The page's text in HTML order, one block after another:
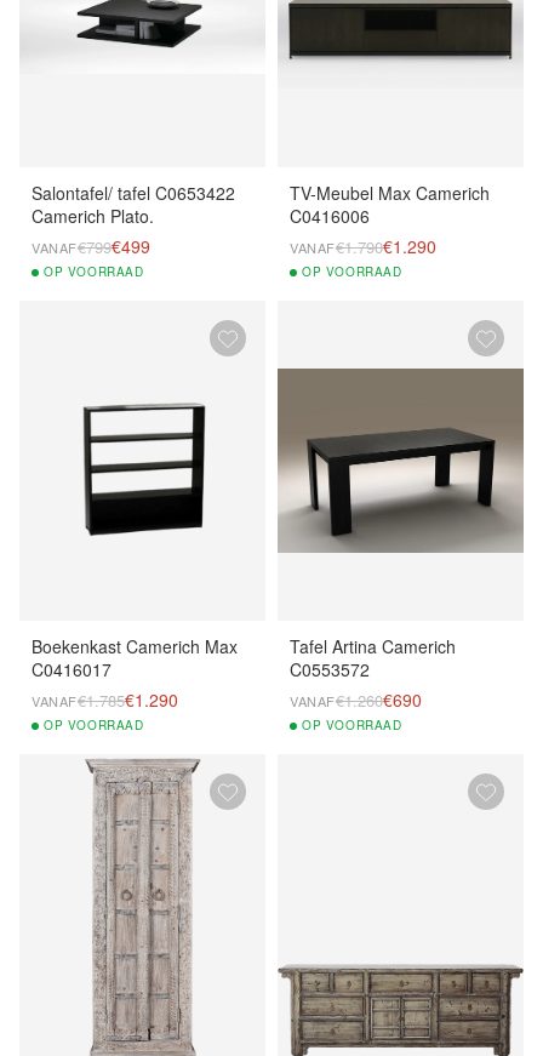
Salontafel/ tafel C0653422
Camerich Plato.
VANAF€799€499
OP VOORRAAD
TV-Meubel Max Camerich
C0416006
VANAF€1.790€1.290
OP VOORRAAD
Boekenkast Camerich Max
C0416017
VANAF€1.785€1.290
OP VOORRAAD
Tafel Artina Camerich
C0553572
VANAF€1.260€690
OP VOORRAAD